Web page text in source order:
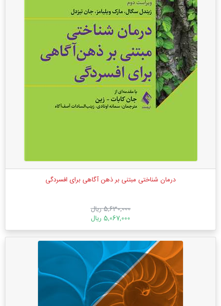
درمان شناختی مبتنی بر ذهن آگاهی برای افسردگی
5,630,000 ریال
5,067,000 ریال